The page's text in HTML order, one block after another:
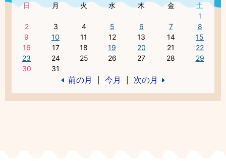
日 月 火 水 木 金
土
1
2
3 4 5 6 7
8
9
10 11 12 13 14
15
16
17 18 19 20 21
22
23
24 25 26 27 28
29
30
31
前の月 今月 次の月